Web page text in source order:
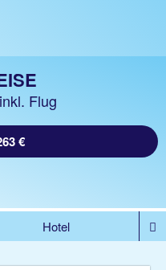
Flug
€
Hotel